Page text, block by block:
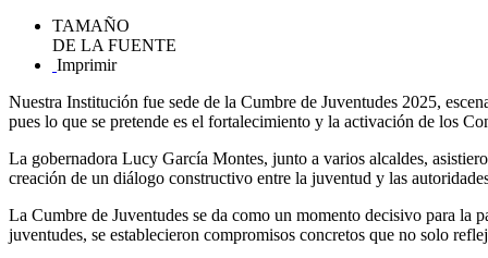
TAMAÑO
DE LA FUENTE
Imprimir
Nuestra Institución fue sede de la Cumbre de Juventudes 2025,
pues lo que se pretende es el fortalecimiento y la activación de los
La gobernadora Lucy García Montes, junto a varios alcaldes,
creación de un diálogo constructivo entre la juventud y las
La Cumbre de Juventudes se da como un momento decisivo para la
juventudes, se establecieron compromisos concretos que no solo